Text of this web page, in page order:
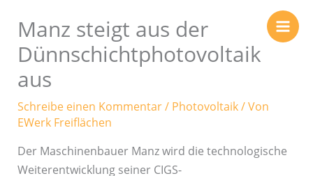
Inhalt
springen
Manz steigt aus der
Dünnschichtphotovoltaik
aus
Schreibe einen Kommentar/ Photovoltaik/ Von
EWerk Freiflächen
Der Maschinenbauer Manz wird die technologische
Weiterentwicklung seiner CIGS-